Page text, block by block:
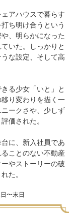
ェアハウスで暮らす
ち明け合うという
、明らかになった
いた。しっかりと
な設定、そして高
る少女「いと」と
り変わりを描く一
ークさや、少しず
価された。
に、新入社員であ
ことのない不動産
やストーリーの破
た。
〜末日